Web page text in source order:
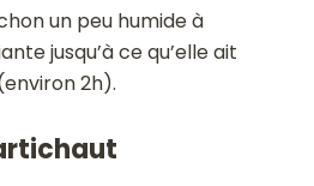
un peu humide à
jusqu’à ce qu’elle ait
2h).